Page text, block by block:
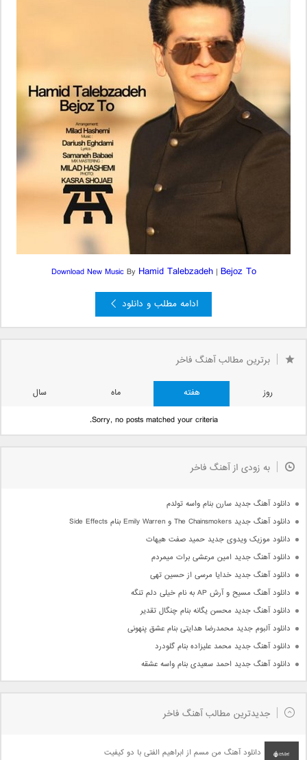
Download New MusicBy Hamid Talebzadeh| Bejoz To
ادامه مطلب و دانلود
برترین مطالب آهنگ فاخر
روز هفته ماه
سال
Sorry, no posts matched your criteria.
به زودی از آهنگ فاخر
دانلود آهنگ جدید سارن بنام واسه تولدم
دانلود آهنگ جدید The Chainsmokers و Emily Warren بنام Side Effects
دانلود موزیک ویدوی جدید حمید صفت هیهات
دانلود آهنگ جدید امین مرعشی برات میمردم
دانلود آهنگ جدید خدایا مرسی از حسین تهی
دانلود آهنگ مسیح و آرش AP به نام خیلی دلم تنگه
دانلود آهنگ جدید محسن یگانه بنام چنگال تقدیر
دانلود آلبوم جدید محمدرضا هدایتی بنام عشق پنهونی
دانلود آهنگ جدید محمد علیزاده بنام گلودرد
دانلود آهنگ جدید احمد سعیدی بنام واسه عشقه
جدیدترین مطالب آهنگ فاخر
دانلود آهنگ من مسم از ابراهیم الفتی با دو کیفیت